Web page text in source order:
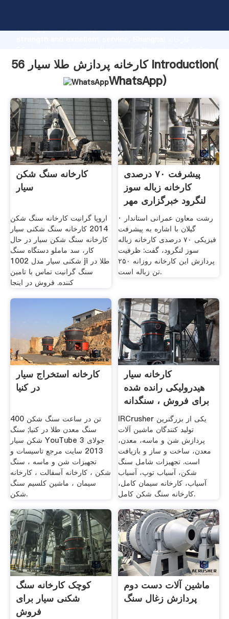
strong production capability, advanced research
values to all of customers.
کارخانه پردازش طلا سیار 56 Introduction(
WhatsApp)
کارخانه سنگ شکن
سیار
اروپا گرانیت کارخانه سنگ شکن
2014 کارخانه سنگ شکنی سیار
کارخانه سنگ شکن سیار در حال
کار، سد ماملو دستگاه سنگ
شکنی سیار مدل 1002 ji طلا در
سنگ گرانیت تماس با تامین
کننده. فروش در اینجا
پیشرفت ۷۰ درصدی
کارخانه زباله سوز
لنگرود خبرگزاری مهر
...
· رشت معاون عمرانی استاندار
گیلان با اشاره به پیشرفت
فیزیکی ۷۰ درصدی کارخانه زباله
سوز لنگرود، گفت: ظرفیت
پردازش این کارخانه روزانه ۲۵۰
تن زباله است.
کارخانه استخراج سیار
در کنیا
400 تن در ساعت سنگ شکن
سنگ معدن طلا در کنیا; سنگ
شکن سیار YouTube 3 جولای
2013 سایت مرجع تاسیسات و
تجهیزات شن و ماسه ، سنگ
شکن ، کارخانه آسفالت ، کارخانه
سیمان ، ماشین کلسیم سنگ
شکن.
کارخانه سیار
هیدرولیکی رانده شده
برای فروش ، سنگدانه
ها ...
IRCrusher یکی از بزرگترین
تولید کنندگان ماشین آلات
پردازش شن و ماسه، معدن،
معدن، ساخت و ساز و بازیافت
است. تجهیزات شامل سنگ
شکن، آسیاب توپ، آسیاب
آسیاب، کارخانه سیمان کامل،
کارخانه سنگ شکن کامل.
کوچک کارخانه سنگ
شکنی سیار برای
فروش
ماشین آلات دست دوم
پردازش زغال سنگ